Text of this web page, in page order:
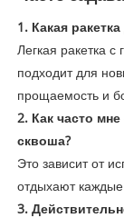
1. Какая
Легкая ракетка
подходит для
прощаемость и
2. Как часто
сквоша?
Это зависит от
отдыхают
3.